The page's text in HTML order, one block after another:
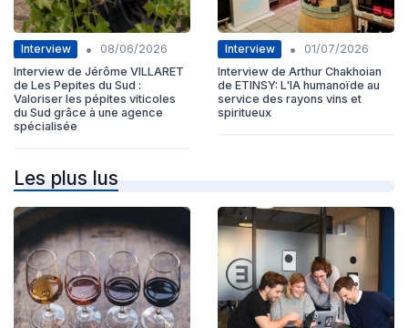
Interview •
08/06/2026
Interview de Jérôme VILLARET
de Les Pepites du Sud :
Valoriser les pépites viticoles
du Sud grâce à une agence
spécialisée
Interview •
01/07/2026
Interview de Arthur Chakhoian
de ETINSY: L'IA humanoïde au
service des rayons vins et
spiritueux
Les plus lus